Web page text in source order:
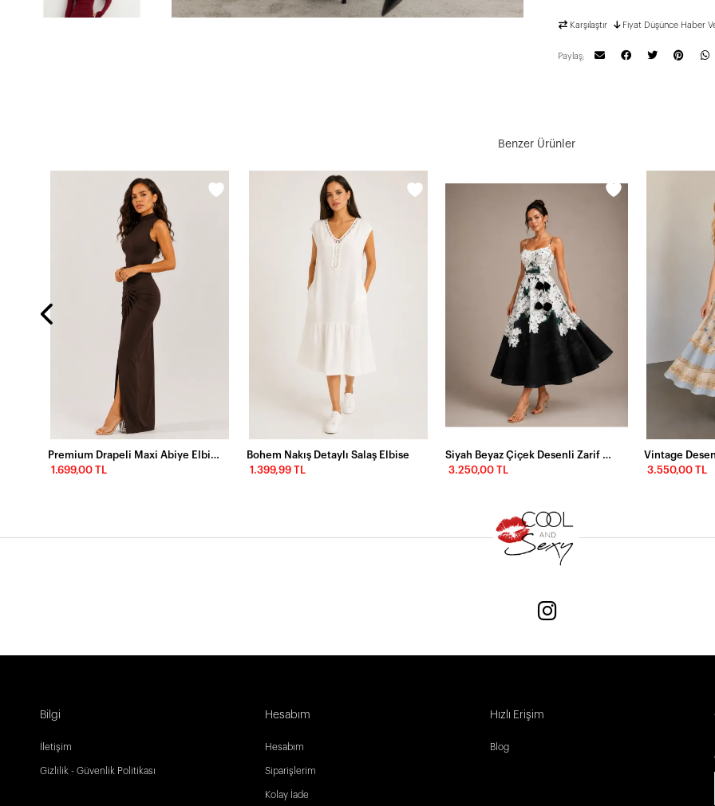
Karşılaştır Fiyat Düşünce Haber
Paylaş;
Benzer Ürünler
1.699,00 TL
Bohem Nakış Detaylı Salaş Elbise
1.399,99 TL
3.250,00 TL
3.550,00 TL
Bilgi
İletişim
Gizlilik - Güvenlik Politikası
Hesabım
Hesabım
Siparişlerim
Kolay İade
Hızlı Erişim
Blog